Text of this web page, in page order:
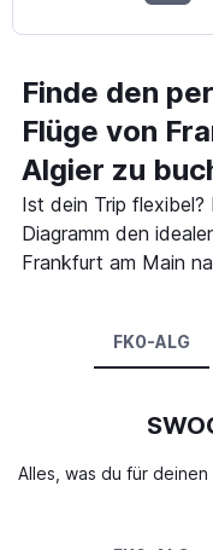
Finde den
Flüge von
Algier zu
Ist dein Trip flexibel?
Diagramm den
Frankfurt am Main
FK0-ALG
Alles, was du für